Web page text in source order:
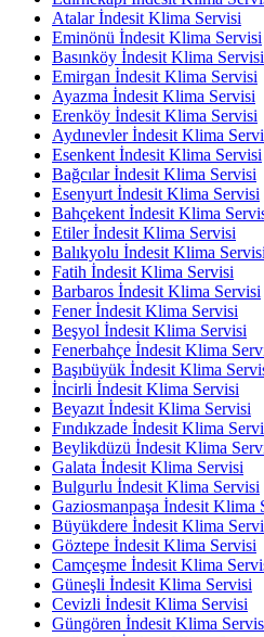
Atalar İndesit Klima Servisi
Eminönü İndesit Klima Servisi
Basınköy İndesit Klima Servisi
Emirgan İndesit Klima Servisi
Ayazma İndesit Klima Servisi
Erenköy İndesit Klima Servisi
Aydınevler İndesit Klima
Esenkent İndesit Klima Servisi
Bağcılar İndesit Klima Servisi
Esenyurt İndesit Klima Servisi
Bahçekent İndesit Klima
Etiler İndesit Klima Servisi
Balıkyolu İndesit Klima Servisi
Fatih İndesit Klima Servisi
Barbaros İndesit Klima Servisi
Fener İndesit Klima Servisi
Beşyol İndesit Klima Servisi
Fenerbahçe İndesit Klima
Başıbüyük İndesit Klima
İncirli İndesit Klima Servisi
Beyazıt İndesit Klima Servisi
Fındıkzade İndesit Klima
Beylikdüzü İndesit Klima
Galata İndesit Klima Servisi
Bulgurlu İndesit Klima Servisi
Gaziosmanpaşa İndesit Klima
Büyükdere İndesit Klima
Göztepe İndesit Klima Servisi
Camçeşme İndesit Klima
Güneşli İndesit Klima Servisi
Cevizli İndesit Klima Servisi
Güngören İndesit Klima